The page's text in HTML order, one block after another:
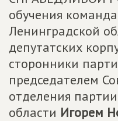
обучения
Ленинградской
депутатских
сторонники
председателем
отделения
области Игорем